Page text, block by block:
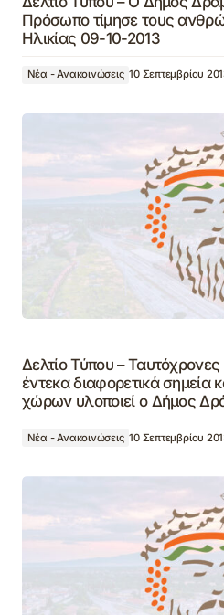
Πρόσωπο τίμησε τους
Ηλικίας 09-10-2013
Νέα - Ανακοινώσεις 10 Σεπτεμβρίου
Δελτίο Τύπου –
έντεκα διαφορετικά σημεία
χώρων υλοποιεί ο Δήμος
Νέα - Ανακοινώσεις 10 Σεπτεμβρίου